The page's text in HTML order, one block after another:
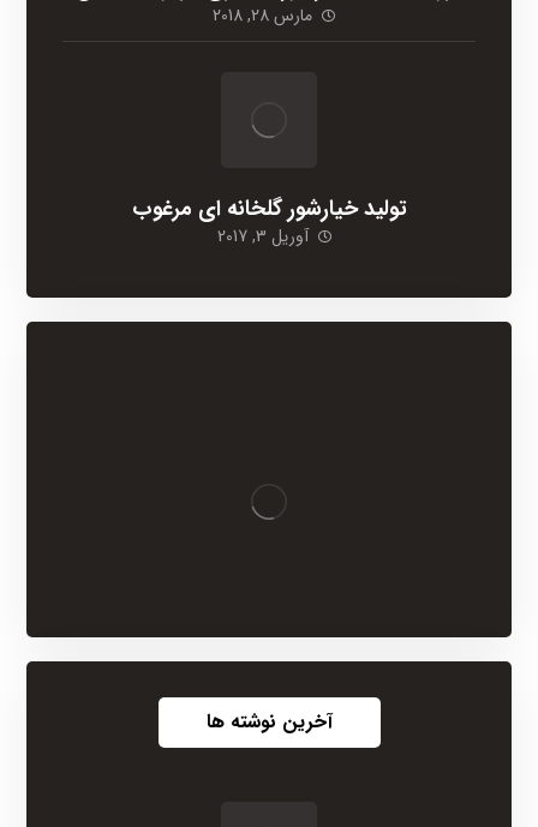
مارس 28, 2018
تولید خیارشور گلخانه ای مرغوب
آوریل 3, 2017
آخرین نوشته ها